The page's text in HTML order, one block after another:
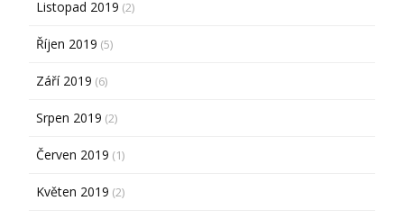
Listopad 2019 (2)
Říjen 2019 (5)
Září 2019 (6)
Srpen 2019 (2)
Červen 2019 (1)
Květen 2019 (2)